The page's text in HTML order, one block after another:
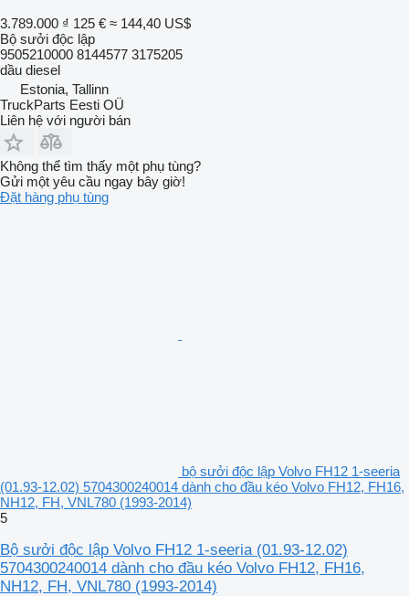
3.789.000 ₫ 125 € ≈ 144,40 US$
Bộ sưởi độc lập
9505210000 8144577 3175205
dầu diesel
Estonia, Tallinn
TruckParts Eesti OÜ
Liên hệ với người bán
Không thể tìm thấy một phụ tùng?
Gửi một yêu cầu ngay bây giờ!
Đặt hàng phụ tùng
bộ sưởi độc lập Volvo FH12 1-seeria
(01.93-12.02) 5704300240014 dành cho đầu kéo Volvo FH12, FH16,
NH12, FH, VNL780 (1993-2014)
5
Bộ sưởi độc lập Volvo FH12 1-seeria (01.93-12.02)
5704300240014 dành cho đầu kéo Volvo FH12, FH16,
NH12, FH, VNL780 (1993-2014)